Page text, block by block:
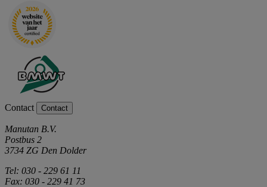
Contact Contact
Manutan B.V.
Postbus 2
3734 ZG Den Dolder
Tel: 030 - 229 61 11
Fax: 030 - 229 41 73